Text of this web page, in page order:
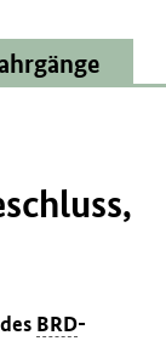
BRD-